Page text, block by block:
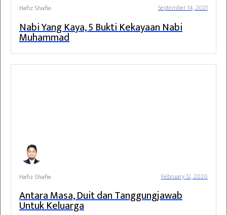
Hafiz Shafie September 14, 2021
Nabi Yang Kaya, 5 Bukti Kekayaan Nabi
Muhammad
Hafiz Shafie February 12, 2020
Antara Masa, Duit dan Tanggungjawab
Untuk Keluarga